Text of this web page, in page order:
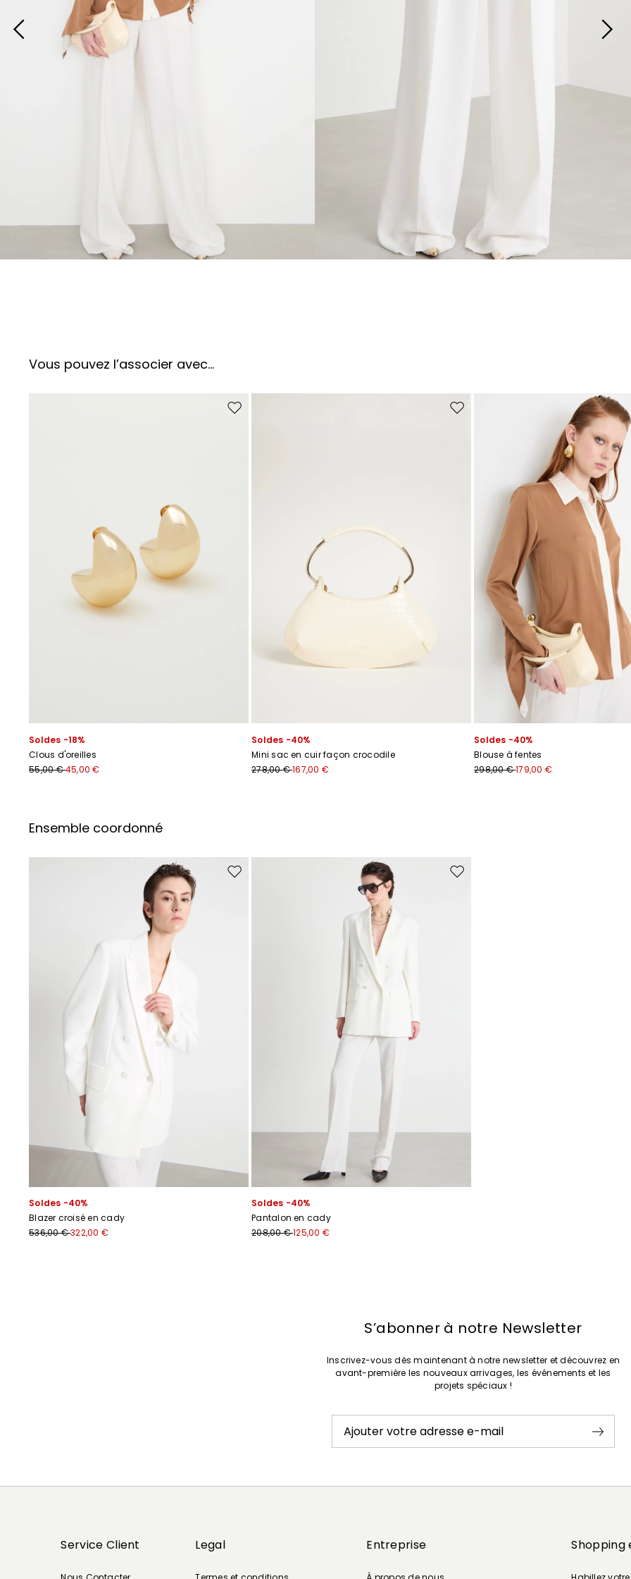
Vous pouvez l’associer avec…
Ajouter vers la liste de souhaits
Soldes -18%
Clous d'oreilles
55,00 €45,00 €
Ajouter vers la liste de souhaits
Soldes -40%
Mini sac en cuir façon crocodile
278,00 €167,00 €
Soldes -40%
Blouse à fentes
298,00 €179,00 €
Ensemble coordonné
Ajouter vers la liste de souhaits
Soldes -40%
Blazer croisé en cady
536,00 €322,00 €
Ajouter vers la liste de souhaits
Soldes -40%
Pantalon en cady
208,00 €125,00 €
S’abonner à notre Newsletter
Inscrivez-vous dès maintenant à notre newsletter et découvrez en
avant-première les nouveaux arrivages, les événements et les
projets spéciaux !
Ajouter votre adresse e-mail
Service Client Legal Entreprise Shopping